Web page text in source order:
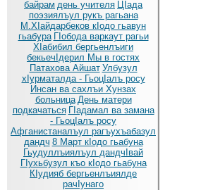
байрам день учителя ЦIада
поэзиялъул рукъ рагьана
М.ХIайдарбеков кIодо гьавун
гьабура ГIобода варкаут рагьи
ХIабибил бергьенлъиги
бекьечIдерил Мы в гостях
Патахова Айшат Улбузул
хIурматалда - ГьоцIалъ росу
Инсан ва сахлъи Хунзах
больница День матери
подкачаться ГIадамал ва замана
- ГьоцIалъ росу
Афганистаналъул рагъухъабазул
дандч 8 Март кIодо гьабуна
Гьудуллъиялъул дандчIвай
ГIухьбузул къо кIодо гьабуна
КIудияб бергьенлъиялде
рачIунаго